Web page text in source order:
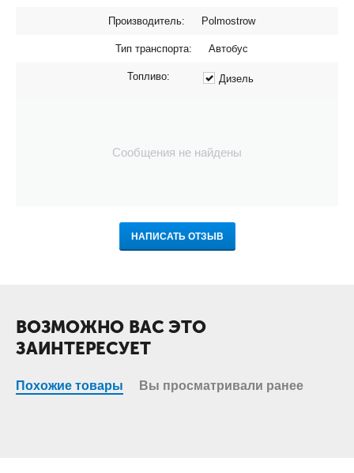
Производитель: Polmostrow
Тип транспорта: Автобус
Топливо: Дизель
Сообщения не найдены
НАПИСАТЬ ОТЗЫВ
ВОЗМОЖНО ВАС ЭТО
ЗАИНТЕРЕСУЕТ
Похожие товары Вы просматривали ранее